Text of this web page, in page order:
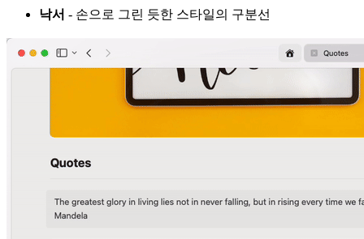
낙서 - 손으로 그린 듯한 스타일의 구분선